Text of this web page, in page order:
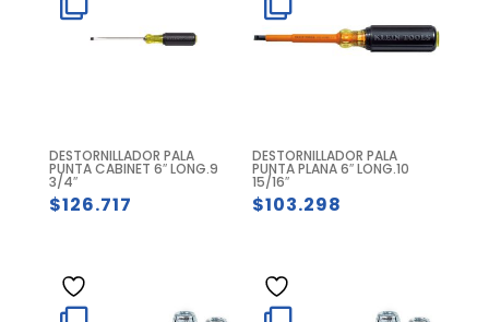
DESTORNILLADOR PALA
PUNTA CABINET 6″ LONG.9
3/4″
$126.717
DESTORNILLADOR PALA
PUNTA PLANA 6″ LONG.10
15/16″
$103.298